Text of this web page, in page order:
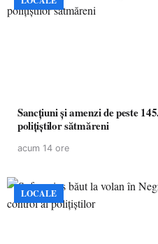
Sancțiuni și amenzi de peste
polițiștilor sătmăreni
acum 14 ore
LOCALE